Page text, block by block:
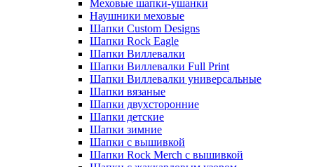
Меховые шапки-ушанки
Наушники меховые
Шапки Custom Designs
Шапки Rock Eagle
Шапки Виллевалки
Шапки Виллевалки Full Print
Шапки Виллевалки универсальные
Шапки вязаные
Шапки двухсторонние
Шапки детские
Шапки зимние
Шапки с вышивкой
Шапки Rock Merch с вышивкой